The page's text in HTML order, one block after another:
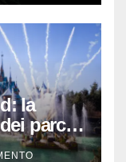
la
parchi